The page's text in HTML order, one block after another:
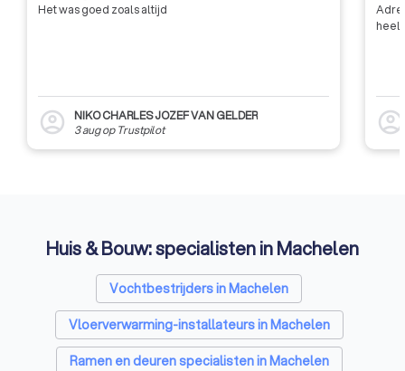
Het was goed zoals altijd
account_circle
NIKO CHARLES JOZEF VAN GELDER
3 augop Trustpilot
heel
account_circle
Huis & Bouw: specialisten in Machelen
Vochtbestrijders in Machelen
Vloerverwarming-installateurs in Machelen
Ramen en deuren specialisten in Machelen